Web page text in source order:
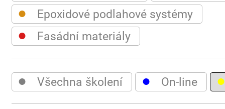
● Epoxidové podlahové systémy
● Fasádní materiály
● Všechna školení ● On-line ●